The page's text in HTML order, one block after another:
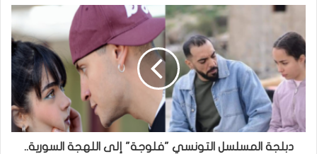
دبلجة المسلسل التونسي "فلوجة" إلى اللهجة السورية..